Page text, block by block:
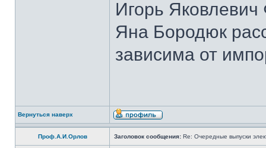
Игорь
Яна Бородюк
зависима от
Вернуться наверх
Проф.А.И.Орлов Заголовок сообщения: Re: Очередные выпуски